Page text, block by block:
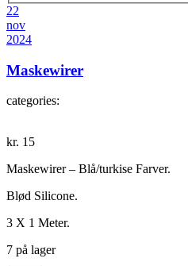
22
nov
2024
Maskewirer
categories:
kr. 15
Maskewirer – Blå/turkise Farver.
Blød Silicone.
3 X 1 Meter.
7 på lager